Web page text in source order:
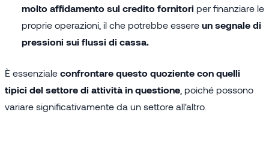
molto affidamento sul credito fornitori per finanziare le
proprie operazioni, il che potrebbe essere un segnale di
pressioni sui flussi di cassa.
È essenziale confrontare questo quoziente con quelli
tipici del settore di attività in questione , poiché possono
variare significativamente da un settore all'altro.